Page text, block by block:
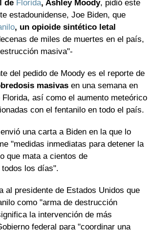
de Florida, Ashley Moody, pidió este
estadounidense, Joe Biden, que
, un opioide sintético letal
de miles de muertes en el país,
masiva"-
del pedido de Moody es el reporte de
masivas en una semana en
así como el aumento meteórico
con el fentanilo en todo el país.
una carta a Biden en la que lo
"medidas inmediatas para detener la
que mata a cientos de
los días".
al presidente de Estados Unidos que
como "arma de destrucción
la intervención de más
federal para "coordinar una